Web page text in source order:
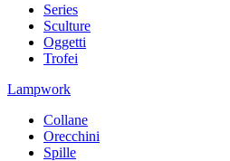
Series
Sculture
Oggetti
Trofei
Lampwork
Collane
Orecchini
Spille